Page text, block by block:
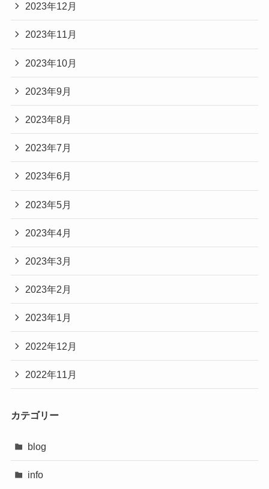
2023年12月
2023年11月
2023年10月
2023年9月
2023年8月
2023年7月
2023年6月
2023年5月
2023年4月
2023年3月
2023年2月
2023年1月
2022年12月
2022年11月
カテゴリー
blog
info